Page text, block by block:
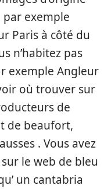
exemple
Paris à côté du
n’habitez pas
exemple Angleur
où trouver sur
de
de beaufort,
. Vous avez
le web de bleu
un cantabria